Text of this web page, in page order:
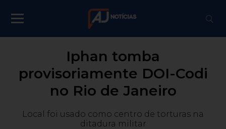
Iphan tomba
provisoriamente DOI-Codi
no Rio de Janeiro
Local foi usado como centro de torturas na
ditadura militar